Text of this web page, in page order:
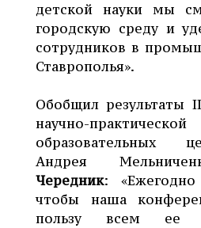
детской науки мы
городскую среду и
сотрудников в
Ставрополья».
Обобщил результаты
научно-
образовательных
Андрея
Чередник:
чтобы наша
пользу всем ее